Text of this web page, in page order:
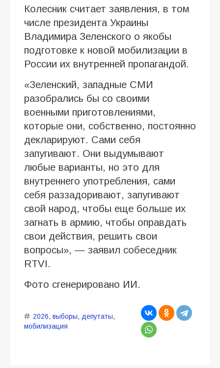
Колесник считает заявления, в том
числе президента Украины
Владимира Зеленского о якобы
подготовке к новой мобилизации в
России их внутренней пропагандой.
«Зеленский, западные СМИ
разобрались бы со своими
военными приготовлениями,
которые они, собственно, постоянно
декларируют. Сами себя
запугивают. Они выдумывают
любые варианты, но это для
внутреннего употребления, сами
себя раззадоривают, запугивают
свой народ, чтобы еще больше их
загнать в армию, чтобы оправдать
свои действия, решить свои
вопросы», — заявил собеседник
RTVI.
Фото сгенерировано ИИ.
2026, выборы, депутаты,
мобилизация